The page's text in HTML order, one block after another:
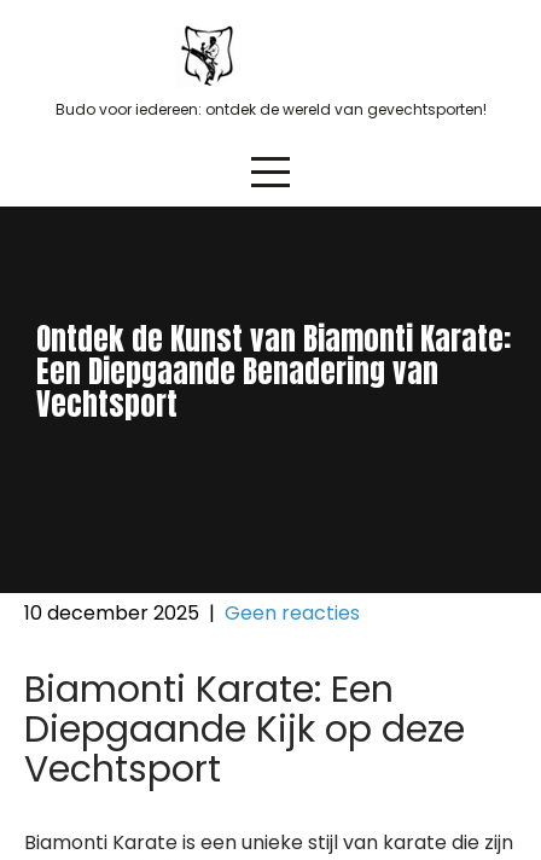
Budo voor iedereen: ontdek de wereld van gevechtsporten!
Ontdek de Kunst van Biamonti Karate:
Een Diepgaande Benadering van
Vechtsport
10 december 2025 | Geen reacties
Biamonti Karate: Een
Diepgaande Kijk op deze
Vechtsport
Biamonti Karate is een unieke stijl van karate die zijn